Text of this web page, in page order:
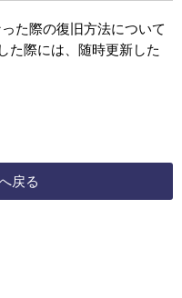
た際の復旧方法について
た際には、随時更新した
戻る